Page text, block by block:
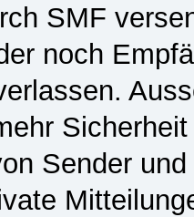
SMF
noch
Sender